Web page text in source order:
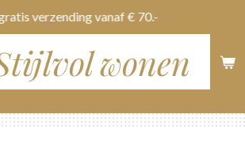
wonen
verzending vanaf € 70.-